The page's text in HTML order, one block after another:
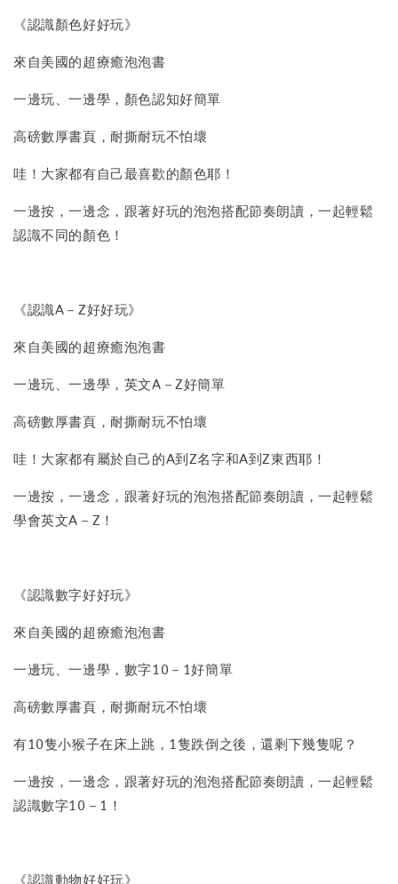
《認識顏色好好玩》
來自美國的超療癒泡泡書
一邊玩、一邊學，顏色認知好簡單
高磅數厚書頁，耐撕耐玩不怕壞
哇！大家都有自己最喜歡的顏色耶！
一邊按，一邊念，跟著好玩的泡泡搭配節奏朗讀，一起輕鬆
認識不同的顏色！
《認識A－Z好好玩》
來自美國的超療癒泡泡書
一邊玩、一邊學，英文A－Z好簡單
高磅數厚書頁，耐撕耐玩不怕壞
哇！大家都有屬於自己的A到Z名字和A到Z東西耶！
一邊按，一邊念，跟著好玩的泡泡搭配節奏朗讀，一起輕鬆
學會英文A－Z！
《認識數字好好玩》
來自美國的超療癒泡泡書
一邊玩、一邊學，數字10－1好簡單
高磅數厚書頁，耐撕耐玩不怕壞
有10隻小猴子在床上跳，1隻跌倒之後，還剩下幾隻呢？
一邊按，一邊念，跟著好玩的泡泡搭配節奏朗讀，一起輕鬆
認識數字10－1！
《認識動物好好玩》